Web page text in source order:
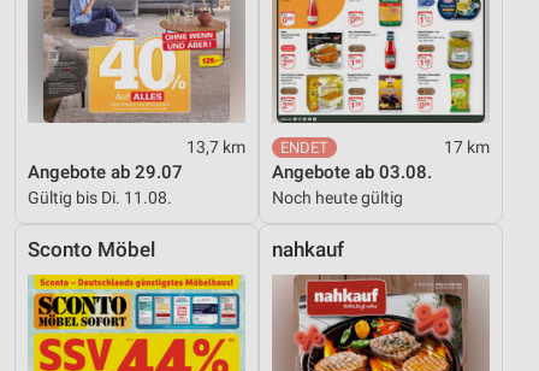
13,7 km
Angebote ab 29.07
Gültig bis Di. 11.08.
17 km
Angebote ab 03.08.
Noch heute gültig
Sconto Möbel nahkauf